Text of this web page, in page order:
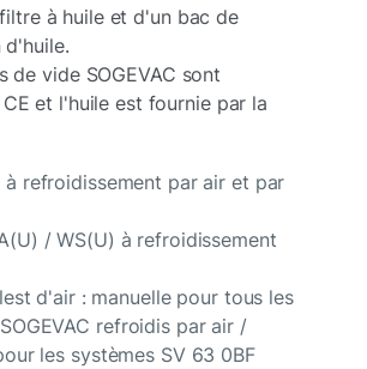
à huile et d'un bac de
d'huile.
de vide SOGEVAC sont
et l'huile est fournie par la
à refroidissement par air et par
/ WS(U) à refroidissement
d'air : manuelle pour tous les
refroidis par air /
les systèmes SV 63 0BF